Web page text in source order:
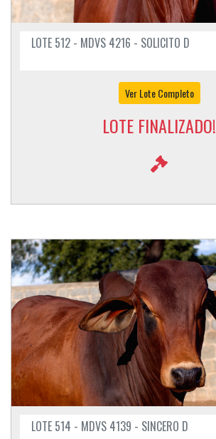
LOTE 512 - MDVS 4216 - SOLICITO D
Ver Lote Completo
LOTE FINALIZADO!
LOTE 514 - MDVS 4139 - SINCERO D